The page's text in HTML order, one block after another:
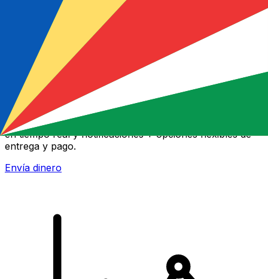
Transferencia Internacional de Dinero Xe
Envía dinero online rápido, seguro y fácil. Seguimiento
en tiempo real y notificaciones + opciones flexibles de
entrega y pago.
Envía dinero